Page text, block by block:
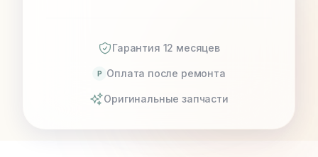
Гарантия 12 месяцев
P Оплата после ремонта
Оригинальные запчасти